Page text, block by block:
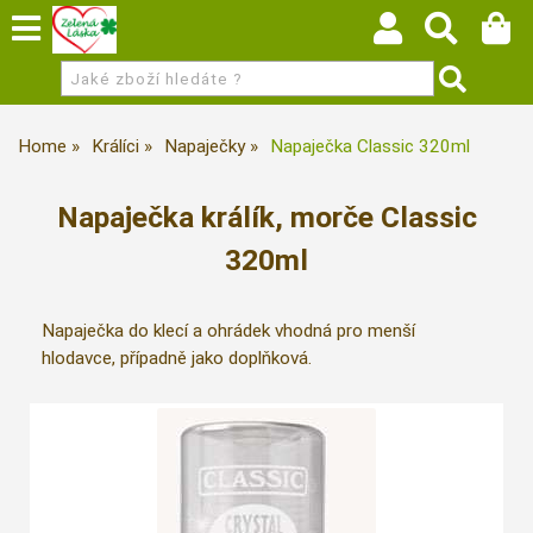
Home Králíci Napaječky Napaječka Classic 320ml
Napaječka králík, morče Classic
320ml
Napaječka do klecí a ohrádek vhodná pro menší
hlodavce, případně jako doplňková.